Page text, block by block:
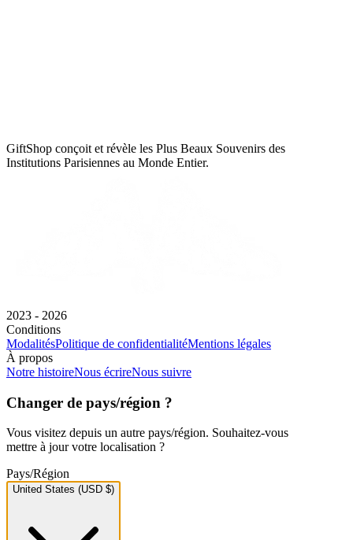
GiftShop conçoit et révèle les Plus Beaux Souvenirs des
Institutions Parisiennes au Monde Entier.
2023 - 2026
Conditions
ModalitésPolitique de confidentialitéMentions légales
À propos
Notre histoireNous écrireNous suivre
Changer de pays/région ?
Vous visitez depuis un autre pays/région. Souhaitez-vous
mettre à jour votre localisation ?
Pays/Région
United States (USD $)